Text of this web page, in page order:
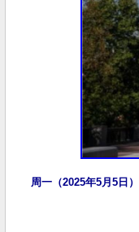
周一（2025年5月5日